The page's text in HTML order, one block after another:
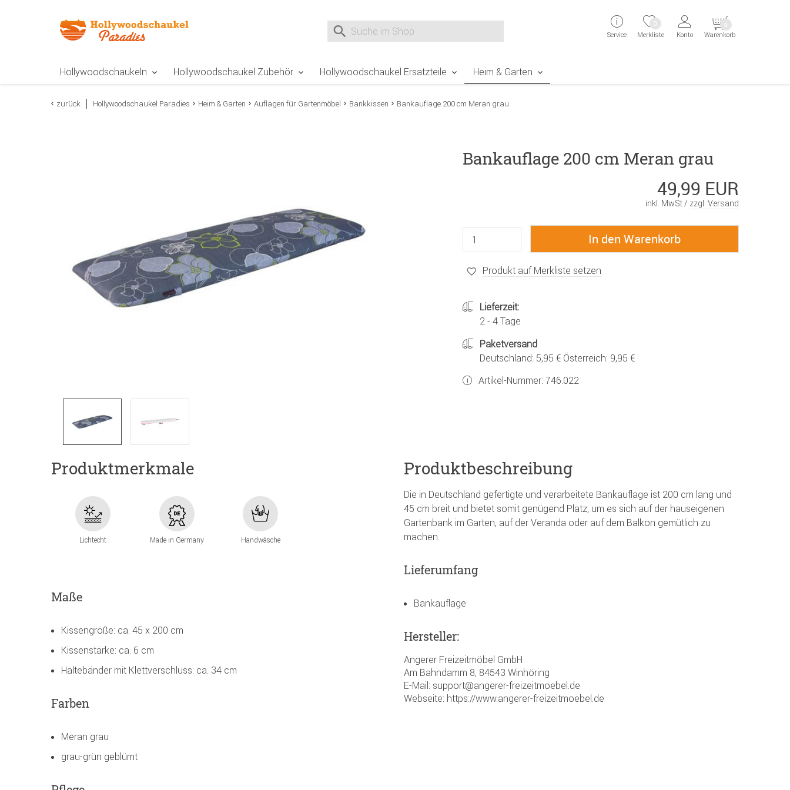
Suche nach
Service Merkliste
0
Konto Warenkorb
0
Hollywoodschaukeln Hollywoodschaukel Zubehör Hollywoodschaukel Ersatzteile Heim & Garten
zurück Hollywoodschaukel Paradies Heim & Garten Auflagen für Gartenmöbel Bankkissen Bankauflage 200 cm Meran grau
Bankauflage 200 cm Meran grau
49,99 EUR
inkl. MwSt / zzgl. Versand
Produkt auf Merkliste setzen
Lieferzeit:
2 - 4 Tage
Paketversand
Deutschland: 5,95 € Österreich: 9,95 €
Artikel-Nummer: 746.022
Produktmerkmale
Lichtecht Made in Germany Handwäsche
Maße
Kissengröße: ca. 45 x 200 cm
Kissenstärke: ca. 6 cm
Haltebänder mit Klettverschluss: ca. 34 cm
Farben
Meran grau
grau-grün geblümt
Produktbeschreibung
Die in Deutschland gefertigte und verarbeitete Bankauflage ist 200 cm lang und
45 cm breit und bietet somit genügend Platz, um es sich auf der hauseigenen
Gartenbank im Garten, auf der Veranda oder auf dem Balkon gemütlich zu
machen.
Lieferumfang
Bankauflage
Hersteller:
Angerer Freizeitmöbel GmbH
Am Bahndamm 8, 84543 Winhöring
E-Mail: support@angerer-freizeitmoebel.de
Webseite: https://www.angerer-freizeitmoebel.de